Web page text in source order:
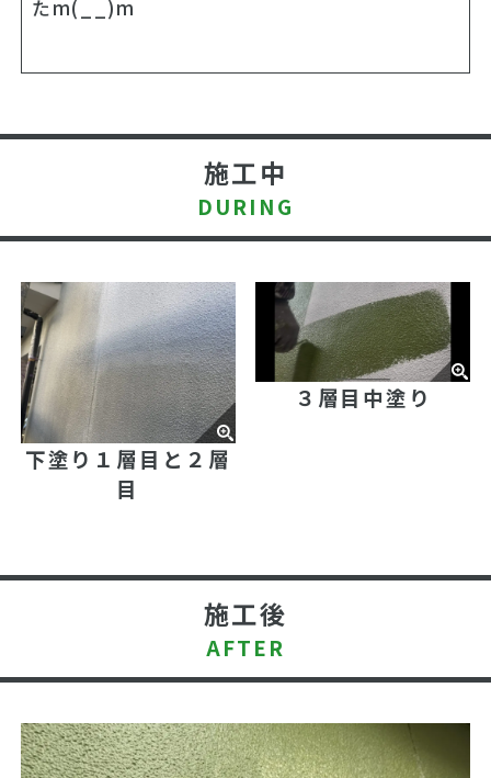
たm(__)m
施工中
DURING
下塗り１層目と２層
目
３層目中塗り
施工後
AFTER